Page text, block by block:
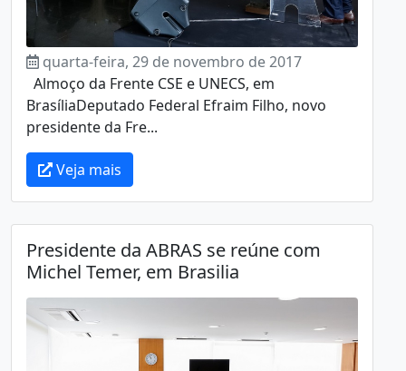
quarta-feira, 29 de novembro de 2017
Almoço da Frente CSE e UNECS, em
BrasíliaDeputado Federal Efraim Filho, novo
presidente da Fre...
Veja mais
Presidente da ABRAS se reúne com
Michel Temer, em Brasilia